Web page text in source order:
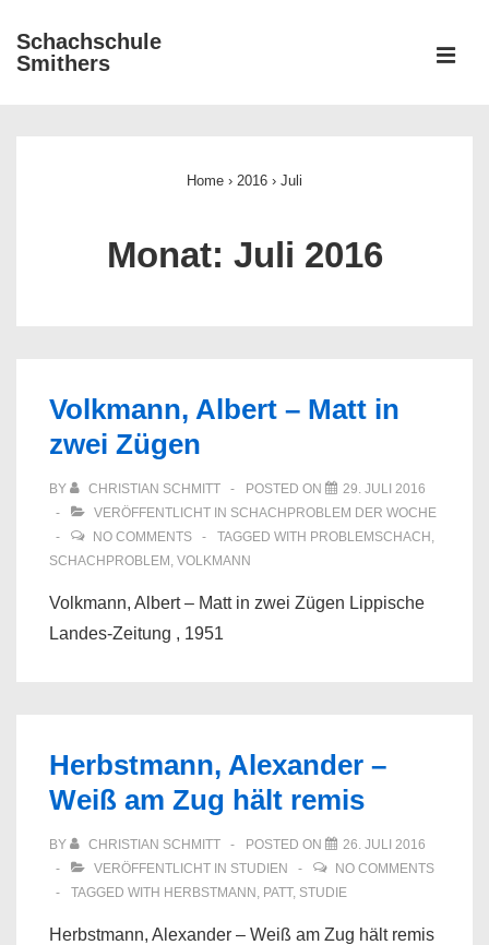
Zum
Inhalt
Schachschule
Smithers
Home › 2016 › Juli
Monat: Juli 2016
Volkmann, Albert – Matt in
zwei Zügen
BY CHRISTIAN SCHMITT POSTED ON
29. JULI 2016
VERÖFFENTLICHT IN SCHACHPROBLEM DER WOCHE
NO COMMENTS
TAGGED WITH PROBLEMSCHACH ,
SCHACHPROBLEM , VOLKMANN
Volkmann, Albert – Matt in zwei Zügen Lippische
Landes-Zeitung , 1951
Herbstmann, Alexander –
Weiß am Zug hält remis
BY CHRISTIAN SCHMITT POSTED ON
26. JULI 2016
VERÖFFENTLICHT IN STUDIEN
NO COMMENTS
TAGGED WITH HERBSTMANN , PATT, STUDIE
Herbstmann, Alexander – Weiß am Zug hält remis